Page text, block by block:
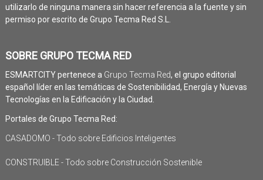
utilizarlo de ninguna manera sin hacer referencia a la fuente y sin
permiso por escrito de Grupo Tecma Red S.L.
SOBRE GRUPO TECMA RED
ESMARTCITY pertenece a Grupo Tecma Red, el grupo editorial
español líder en las temáticas de Sostenibilidad, Energía y Nuevas
Tecnologías en la Edificación y la Ciudad.
Portales de Grupo Tecma Red:
CASADOMO - Todo sobre Edificios Inteligentes
CONSTRUIBLE - Todo sobre Construcción Sostenible